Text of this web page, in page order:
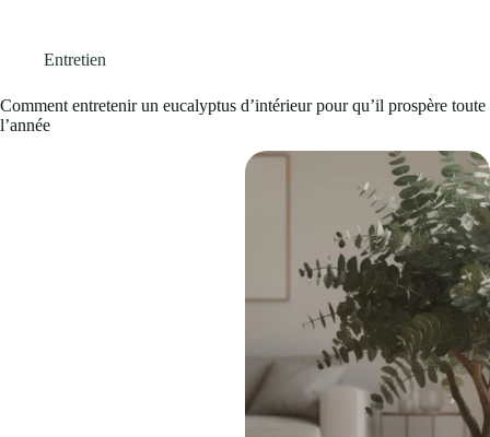
Entretien
Comment entretenir un eucalyptus d’intérieur pour qu’il prospère toute
l’année